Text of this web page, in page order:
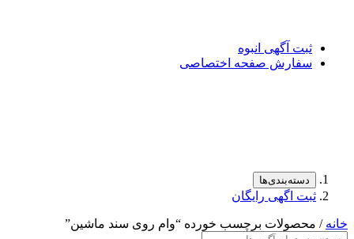
ثبت آگهی انبوه
سفارش صفحه اختصاصی
دسته‌بندی‌ها
ثبت اگهی رایگان
خانه / محصولات برچسب خورده “وام روی سند ماشین”